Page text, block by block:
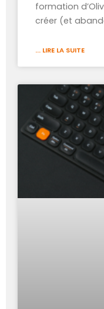
formation
créer (et
... LIRE LA SUITE